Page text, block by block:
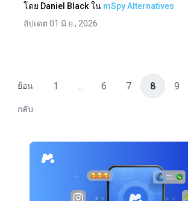
โดย Daniel Black ใน mSpy Alternatives
อัปเดต 01 มิ.ย., 2026
ย้อน
กลับ
1 ... 6 7 8 9